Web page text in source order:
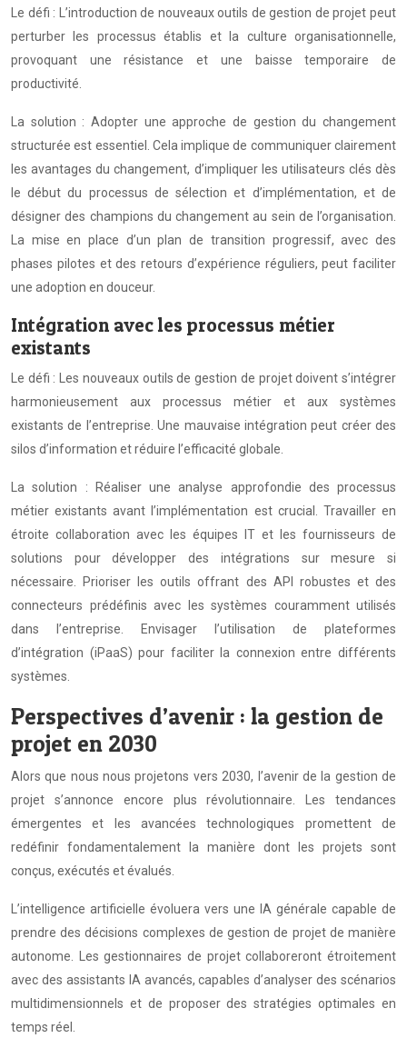
Le défi : L’introduction de nouveaux outils de gestion de projet peut
perturber les processus établis et la culture organisationnelle,
provoquant une résistance et une baisse temporaire de
productivité.
La solution : Adopter une approche de gestion du changement
structurée est essentiel. Cela implique de communiquer clairement
les avantages du changement, d’impliquer les utilisateurs clés dès
le début du processus de sélection et d’implémentation, et de
désigner des champions du changement au sein de l’organisation.
La mise en place d’un plan de transition progressif, avec des
phases pilotes et des retours d’expérience réguliers, peut faciliter
une adoption en douceur.
Intégration avec les processus métier
existants
Le défi : Les nouveaux outils de gestion de projet doivent s’intégrer
harmonieusement aux processus métier et aux systèmes
existants de l’entreprise. Une mauvaise intégration peut créer des
silos d’information et réduire l’efficacité globale.
La solution : Réaliser une analyse approfondie des processus
métier existants avant l’implémentation est crucial. Travailler en
étroite collaboration avec les équipes IT et les fournisseurs de
solutions pour développer des intégrations sur mesure si
nécessaire. Prioriser les outils offrant des API robustes et des
connecteurs prédéfinis avec les systèmes couramment utilisés
dans l’entreprise. Envisager l’utilisation de plateformes
d’intégration (iPaaS) pour faciliter la connexion entre différents
systèmes.
Perspectives d’avenir : la gestion de
projet en 2030
Alors que nous nous projetons vers 2030, l’avenir de la gestion de
projet s’annonce encore plus révolutionnaire. Les tendances
émergentes et les avancées technologiques promettent de
redéfinir fondamentalement la manière dont les projets sont
conçus, exécutés et évalués.
L’intelligence artificielle évoluera vers une IA générale capable de
prendre des décisions complexes de gestion de projet de manière
autonome. Les gestionnaires de projet collaboreront étroitement
avec des assistants IA avancés, capables d’analyser des scénarios
multidimensionnels et de proposer des stratégies optimales en
temps réel.